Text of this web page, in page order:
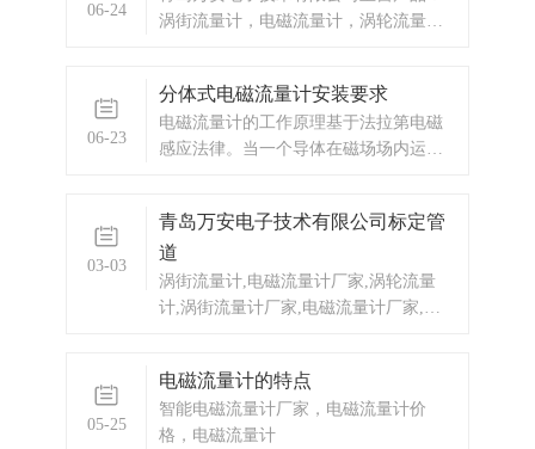
06-24
涡街流量计，电磁流量计，涡轮流量
等，以及承接电气自动化项目。
06-23
分体式电磁流量计安装要求
电磁流量计的工作原理基于法拉第电磁
感应法律。当一个导体在磁场场内运动
电动势的大小与导体运动速度和磁场的
磁感应强度大小成正比。电磁流量计由
电磁流量转换器和电磁流量传感器两大
部分组成，分
03-03
青岛万安电子技术有限公司标定管
道
涡街流量计,电磁流量计厂家,涡轮流量
计,涡街流量计厂家,电磁流量计厂家,液
茨表,分析仪器,液位计
05-25
电磁流量计的特点
智能电磁流量计厂家，电磁流量计价
格，电磁流量计